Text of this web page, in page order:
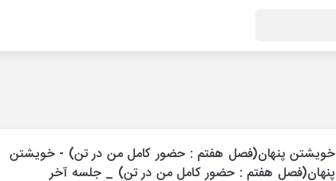
خویشتن پنهان(فصل هفتم : حضور کامل من در تن) - خویشتن
پنهان(فصل هفتم : حضور کامل من در تن) _ جلسه آخر